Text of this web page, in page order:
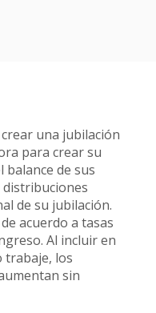
una jubilación
para crear su
balance de sus
de su jubilación.
acuerdo a tasas
Al incluir en
trabaje, los
sin